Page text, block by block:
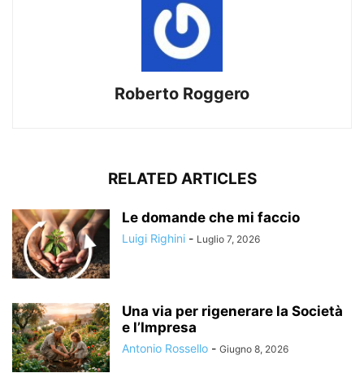
Roberto Roggero
RELATED ARTICLES
Le domande che mi faccio
Luigi Righini - Luglio 7, 2026
Una via per rigenerare la Società
e l’Impresa
Antonio Rossello - Giugno 8, 2026